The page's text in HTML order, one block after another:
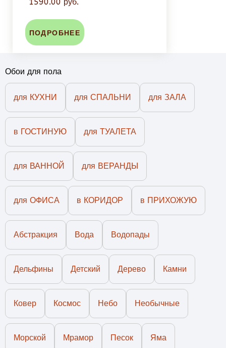
ПОДРОБНЕЕ
Обои для пола
для КУХНИ для СПАЛЬНИ для ЗАЛА
в ГОСТИНУЮ для ТУАЛЕТА
для ВАННОЙ для ВЕРАНДЫ
для ОФИСА в КОРИДОР в ПРИХОЖУЮ
Абстракция Вода Водопады
Дельфины Детский Дерево Камни
Ковер Космос Небо Необычные
Морской Мрамор Песок Яма